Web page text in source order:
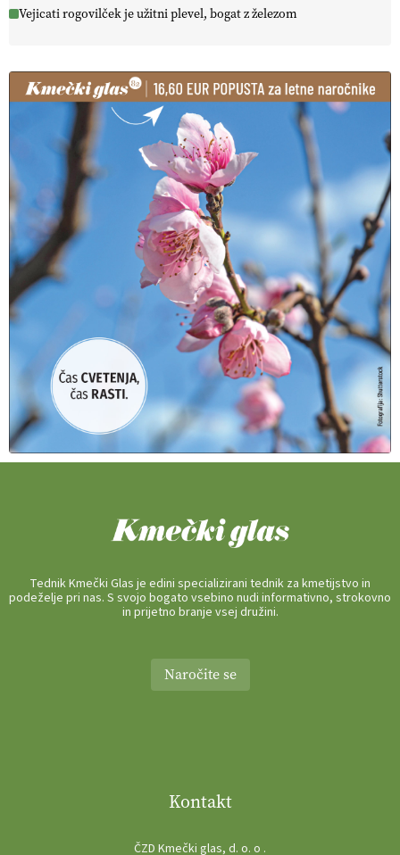
Vejicati rogovilček je užitni plevel, bogat z železom
Tednik Kmečki Glas je edini specializirani tednik za kmetijstvo in
podeželje pri nas. S svojo bogato vsebino nudi informativno, strokovno
in prijetno branje vsej družini.
Naročite se
Kontakt
ČZD Kmečki glas, d. o. o .